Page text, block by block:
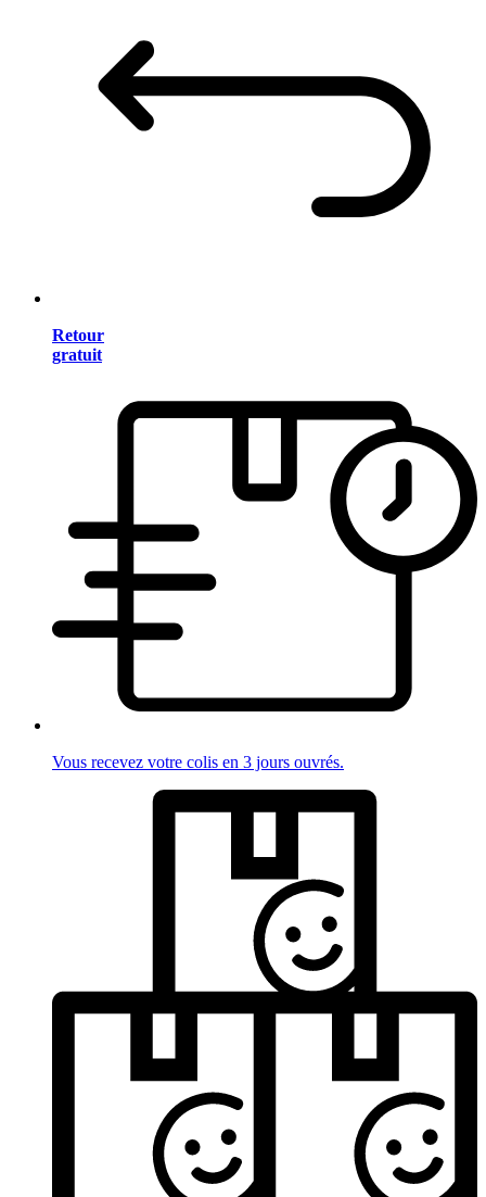
Retour
gratuit
Vous recevez votre colis en 3 jours ouvrés.